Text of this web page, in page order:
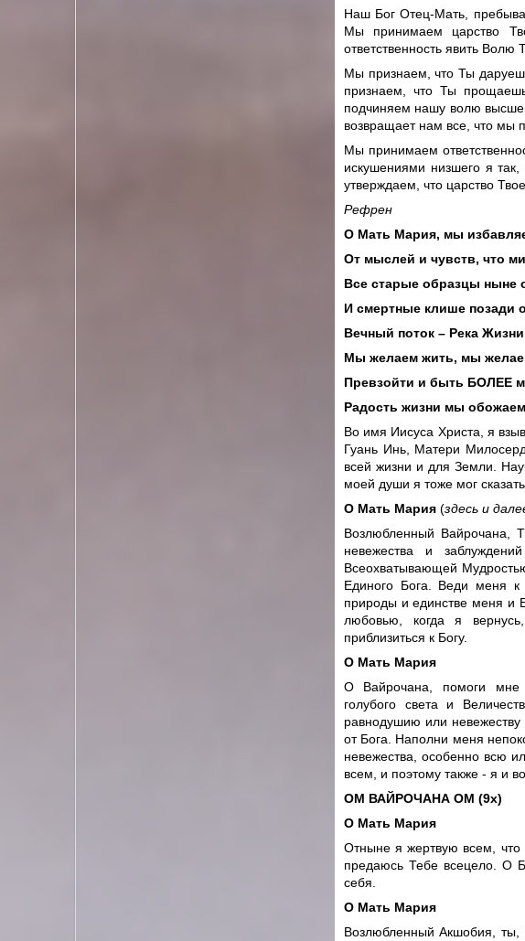
Наш Бог Отец-Мать,
Мы принимаем царство
ответственность явить
Мы признаем, что Ты
признаем, что Ты
подчиняем нашу волю
возвращает нам все, что мы
Мы принимаем
искушениями низшего я
утверждаем, что царство
Рефрен
О Мать Мария, мы
От мыслей и чувств, что
Все старые образцы ныне
И смертные клише позади
Вечный поток – Река
Мы желаем жить, мы
Превзойти и быть БОЛЕЕ
Радость жизни мы
Во имя Иисуса Христа, я
Гуань Инь, Матери
всей жизни и для Земли.
моей души я тоже мог
О Мать Мария(здесь и
Возлюбленный Вайрочана,
невежества и
Всеохватывающей
Единого Бога. Веди меня к
природы и единстве меня и
любовью, когда я
приблизиться к Богу.
О Мать Мария
О Вайрочана, помоги мне
голубого света и
равнодушию или
от Бога. Наполни меня
невежества, особенно всю
всем, и поэтому также - я и
ОМ ВАЙРОЧАНА ОМ (9х)
О Мать Мария
Отныне я жертвую всем, что
предаюсь Тебе всецело. О
себя.
О Мать Мария
Возлюбленный Акшобия, ты,